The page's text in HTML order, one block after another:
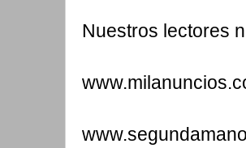
Nuestros lectores